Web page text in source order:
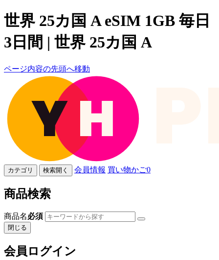
世界 25カ国 A eSIM 1GB 毎日
3日間 | 世界 25カ国 A
ページ内容の先頭へ移動
カテゴリ 検索開く 会員情報 買い物かご0
商品検索
商品名必須
閉じる
会員ログイン